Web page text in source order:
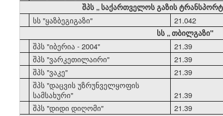
შპს „საქართველოს გაზის
სს "ყაზბეგიგაზი"
21.042
სს „თბილგაზი"
შპს "იბერია - 2004"
21.39
შპს "ვარკეთილაირი"
21.39
შპს "ვაკე" 21.39
შპს "დაცვის უზრუნველყოფის
სამსახური"
21.39
შპს "დიდი დიღომი"
21.39